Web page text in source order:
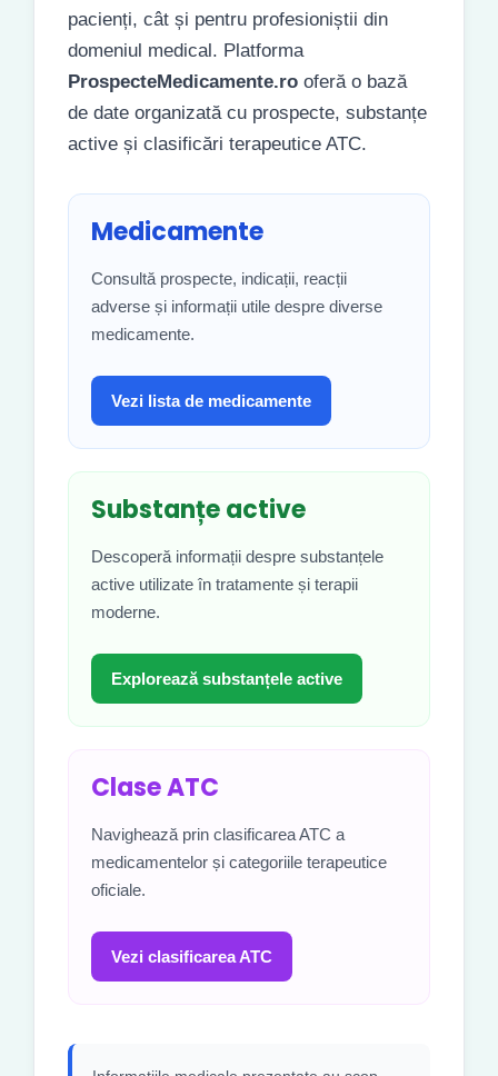
pacienți, cât și pentru profesioniștii din
domeniul medical. Platforma
ProspecteMedicamente.ro oferă o bază
de date organizată cu prospecte, substanțe
active și clasificări terapeutice ATC.
Medicamente
Consultă prospecte, indicații, reacții
adverse și informații utile despre diverse
medicamente.
Vezi lista de medicamente
Substanțe active
Descoperă informații despre substanțele
active utilizate în tratamente și terapii
moderne.
Explorează substanțele active
Clase ATC
Navighează prin clasificarea ATC a
medicamentelor și categoriile terapeutice
oficiale.
Vezi clasificarea ATC